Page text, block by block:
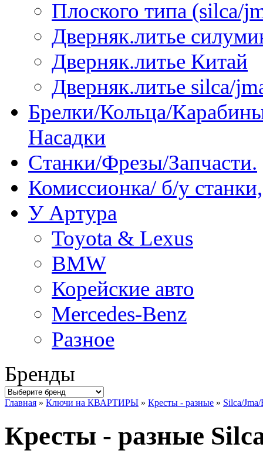
Плоского типа (silca/
Дверняк.литье
Дверняк.литье Китай
Дверняк.литье silca/
Брелки/Кольца/
Насадки
Станки/Фрезы/Запчасти.
Комиссионка/ б/у
У Артура
Toyota & Lexus
BMW
Корейские авто
Mercedes-Benz
Разное
Бренды
Главная » Ключи на КВАРТИРЫ » Кресты - разные » Silca/
Кресты - разные